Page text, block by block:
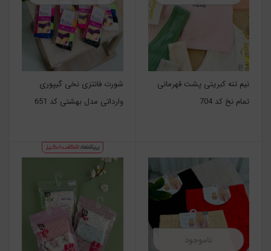
نیم تنه کبریتی پشت قهرمانی
تمام نخ کد 704
شورت فانتزی نخی گیپوری
وارداتی مدل بهشتی کد 651
ناموجود